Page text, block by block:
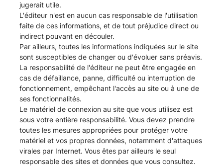
jugerait utile.
L'éditeur n'est en aucun cas responsable de l'utilisation
faite de ces informations, et de tout préjudice direct ou
indirect pouvant en découler.
Par ailleurs, toutes les informations indiquées sur le site
sont susceptibles de changer ou d'évoluer sans préavis.
La responsabilité de l'éditeur ne peut être engagée en
cas de défaillance, panne, difficulté ou interruption de
fonctionnement, empêchant l'accès au site ou à une de
ses fonctionnalités.
Le matériel de connexion au site que vous utilisez est
sous votre entière responsabilité. Vous devez prendre
toutes les mesures appropriées pour protéger votre
matériel et vos propres données, notamment d'attaques
virales par Internet. Vous êtes par ailleurs le seul
responsable des sites et données que vous consultez.